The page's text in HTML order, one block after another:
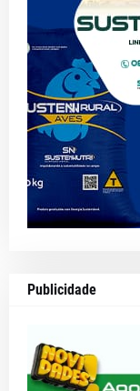
Publicidade